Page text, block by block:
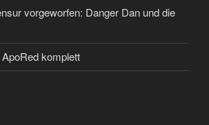
vorgeworfen: Danger Dan und die
komplett